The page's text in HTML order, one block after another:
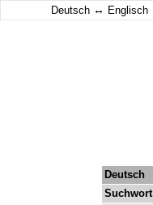
Deutsch ↔ Englisch
Deutsch
Suchwort